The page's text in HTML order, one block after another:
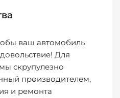
ваш автомобиль
Для
скрупулезно
производителем,
и ремонта